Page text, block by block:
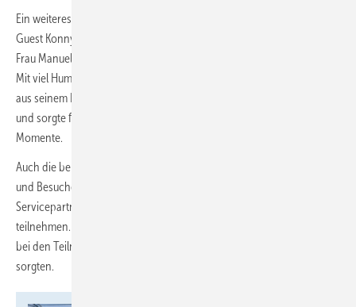
Ein weiteres Highlight des Tages war die „Sabbelstunde“ mit Special
Guest Konny Reimann (Facebook: Konny Reimann), der von seiner
Frau Manuela Reimann (Instagram: manuelareimann) begleitet wurde.
Mit viel Humor, ehrlichen Einblicken und spannenden Geschichten
aus seinem Leben und dem Handwerk begeisterte er das Publikum
und sorgte für zahlreiche Lacher, Inspiration und authentische
Momente.
Auch die beliebte Lieferantenrallye durfte nicht fehlen. Besucherinnen
und Besucher sammelten an den Messeständen der Lieferanten- und
Servicepartner Sticker und konnten damit an einer großen Verlosung
teilnehmen. Insgesamt wurden dabei 17 attraktive Preise verlost, die
bei den Teilnehmerinnen und Teilnehmern für große Begeisterung
sorgten.